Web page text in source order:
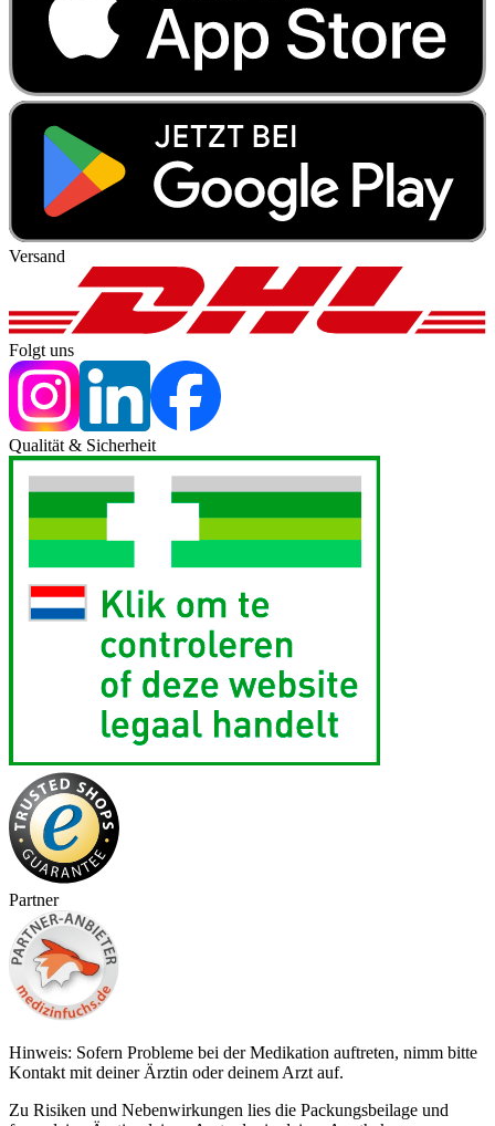
Versand
Folgt uns
Qualität & Sicherheit
Partner
Hinweis: Sofern Probleme bei der Medikation auftreten, nimm bitte
Kontakt mit deiner Ärztin oder deinem Arzt auf.
Zu Risiken und Nebenwirkungen lies die Packungsbeilage und